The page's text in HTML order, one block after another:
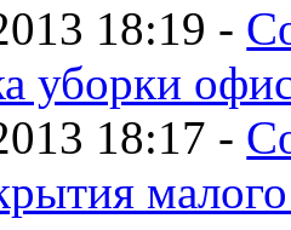
18:19 -
уборки
18:17 -